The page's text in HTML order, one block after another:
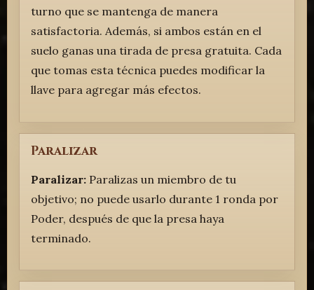
turno que se mantenga de manera
satisfactoria. Además, si ambos están en el
suelo ganas una tirada de presa gratuita. Cada
que tomas esta técnica puedes modificar la
llave para agregar más efectos.
Paralizar
Paralizar:Paralizas un miembro de tu
objetivo; no puede usarlo durante 1 ronda por
Poder, después de que la presa haya
terminado.